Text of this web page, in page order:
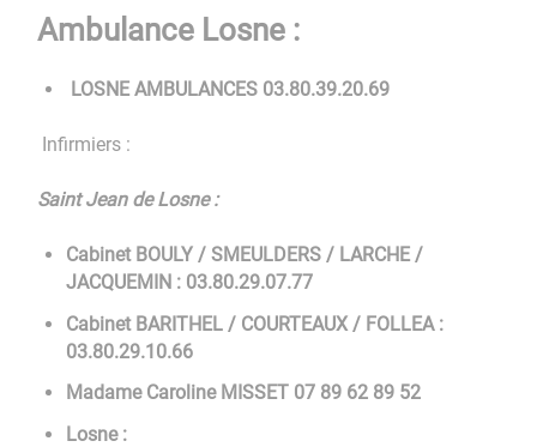
Ambulance Losne :
LOSNE AMBULANCES 03.80.39.20.69
Infirmiers :
Saint Jean de Losne :
Cabinet BOULY / SMEULDERS / LARCHE /
JACQUEMIN : 03.80.29.07.77
Cabinet BARITHEL / COURTEAUX / FOLLEA :
03.80.29.10.66
Madame Caroline MISSET 07 89 62 89 52
Losne :